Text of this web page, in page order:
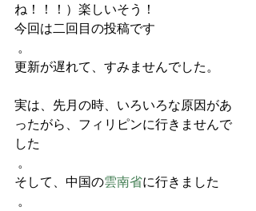
ね！！！）楽しいそう！
今回は二回目の投稿です
。
更新が遅れて、すみませんでした。
実は、先月の時、いろいろな原因があ
ったがら、フィリピンに行きませんで
した
。
そして、中国の雲南省に行きました
。